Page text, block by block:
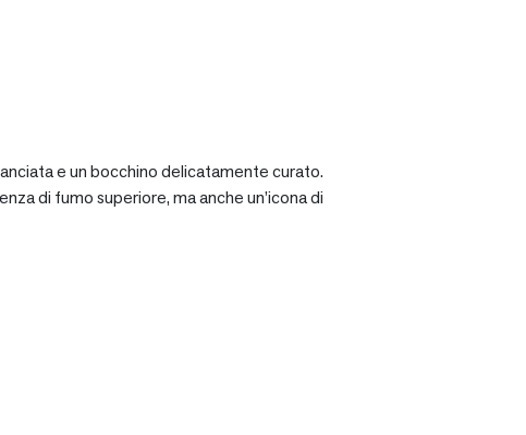
e un bocchino delicatamente curato.
di fumo superiore, ma anche un’icona di